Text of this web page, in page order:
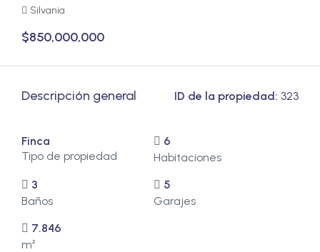
Silvania
$850,000,000
Descripción general ID de la propiedad: 323
Finca
Tipo de propiedad
6
Habitaciones
3
Baños
5
Garajes
7.846
m²